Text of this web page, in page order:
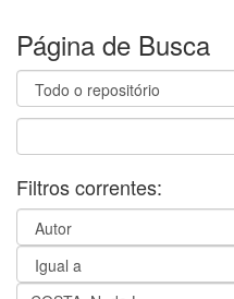
Página de Busca
Filtros correntes: